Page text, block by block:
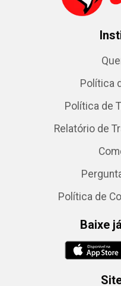
Política
Política de
Relatório de
Política de
Baixe